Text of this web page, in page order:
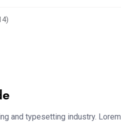
and typesetting industry. Lorem